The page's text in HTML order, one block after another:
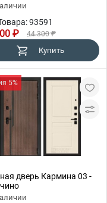
93591
₽ 44 300 ₽
Купить
5%
дверь Кармина 03 -